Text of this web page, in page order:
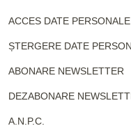
ACCES DATE PERSONALE
ȘTERGERE DATE
ABONARE NEWSLETTER
DEZABONARE
A.N.P.C.